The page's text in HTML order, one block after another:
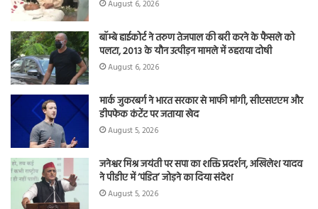
August 6, 2026
बॉम्बे हाईकोर्ट ने तरुण तेजपाल की बरी करने के फैसले को
पलटा, 2013 के यौन उत्पीड़न मामले में ठहराया दोषी
August 6, 2026
मार्क जुकरबर्ग ने भारत सरकार से माफी मांगी, सीएसएएम और
डीपफेक कंटेंट पर जताया खेद
August 5, 2026
जनेश्वर मिश्र जयंती पर सपा का शक्ति प्रदर्शन, अखिलेश यादव
ने पीडीए में ‘पंडित’ जोड़ने का दिया संदेश
August 5, 2026